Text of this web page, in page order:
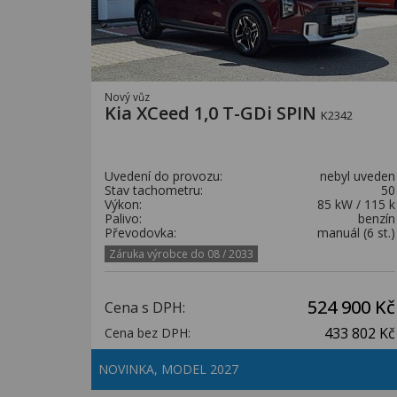
Nový vůz
Kia XCeed 1,0 T-GDi SPIN K2342
Uvedení do provozu:
nebyl uveden
Stav tachometru:
50
Výkon:
85 kW / 115 k
Palivo:
benzín
Převodovka:
manuál (6 st.)
Záruka výrobce do 08 / 2033
Cena s DPH: 524 900 Kč
Cena bez DPH: 433 802 Kč
NOVINKA, MODEL 2027